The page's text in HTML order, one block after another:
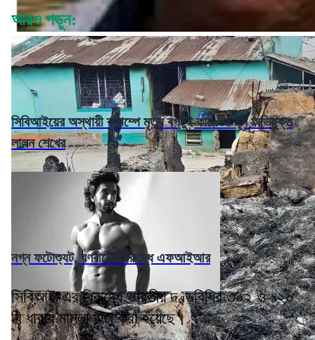
আরও পড়ুন:
সিবিআইয়ের অস্থায়ী ক্যাম্পে মৃত্যু বগটুই কাণ্ডের মূল অভিযুক্ত
লালন শেখের
নগ্ন ফটোশ্যুট, রণবীরের বিরুদ্ধে এফআইআর
সিবিআই-এর বিরুদ্ধে ভারতীয় দণ্ডবিধির ৩০২ ও ১২০
বি ধারায় মামলা রুজু করা হয়েছে।